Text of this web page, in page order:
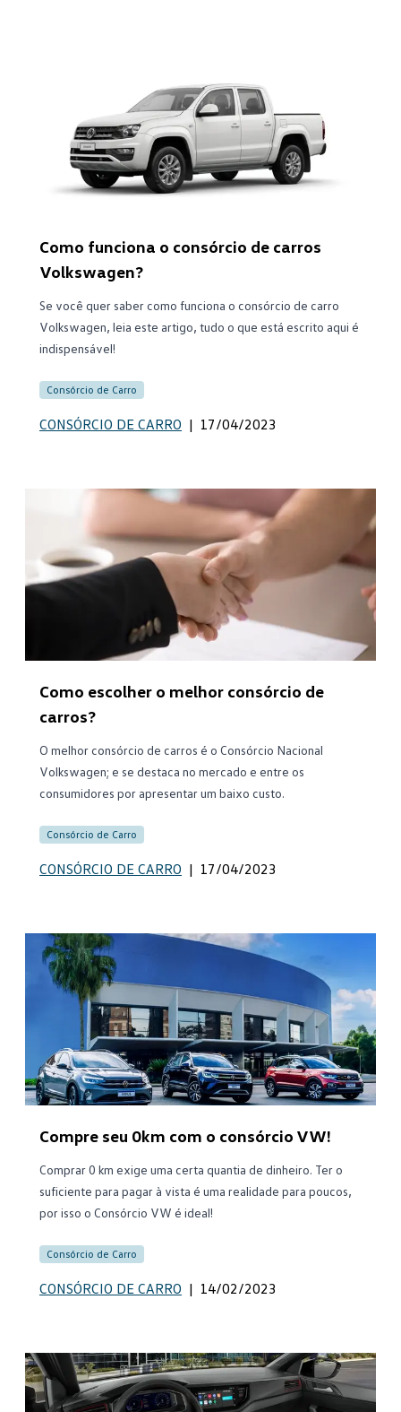
Como funciona o consórcio de carros
Volkswagen?
Se você quer saber como funciona o consórcio de carro
Volkswagen, leia este artigo, tudo o que está escrito aqui é
indispensável!
Consórcio de Carro
CONSÓRCIO DE CARRO | 17/04/2023
Como escolher o melhor consórcio de
carros?
O melhor consórcio de carros é o Consórcio Nacional
Volkswagen; e se destaca no mercado e entre os
consumidores por apresentar um baixo custo.
Consórcio de Carro
CONSÓRCIO DE CARRO | 17/04/2023
Compre seu 0km com o consórcio VW!
Comprar 0 km exige uma certa quantia de dinheiro. Ter o
suficiente para pagar à vista é uma realidade para poucos,
por isso o Consórcio VW é ideal!
Consórcio de Carro
CONSÓRCIO DE CARRO | 14/02/2023